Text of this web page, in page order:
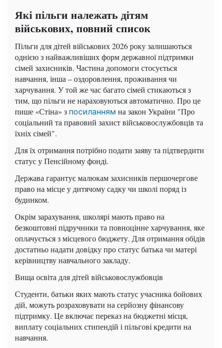
Які пільги належать дітям
військових, повний список
Пільги для дітей військових 2026 року залишаються
однією з найважливіших форм державної підтримки
сімей захисників. Частина допомоги стосується
навчання, інша – оздоровлення, проживання чи
харчування. У той же час багато сімей стикаються з
тим, що пільги не нараховуються автоматично. Про це
пише «Стіна» з посиланням на закон України "Про
соціальний та правовий захист військовослужбовців та
їхніх сімей".
Для їх отримання потрібно подати заяву та підтвердити
статус у Пенсійному фонді.
Держава гарантує малюкам захисників першочергове
право на місце у дитячому садку чи школі поряд із
будинком.
Окрім зарахування, школярі мають право на
безкоштовні підручники та повноцінне харчування, яке
оплачується з місцевого бюджету. Для отримання обідів
достатньо надати довідку про статус батька чи матері
керівництву навчального закладу.
Вища освіта для дітей військовослужбовців
Студенти, батьки яких мають статус учасника бойових
дій, можуть розраховувати на серйозну фінансову
підтримку. Це включає переказ на бюджетні місця,
виплату соціальних стипендій і пільгові кредити на
навчання.